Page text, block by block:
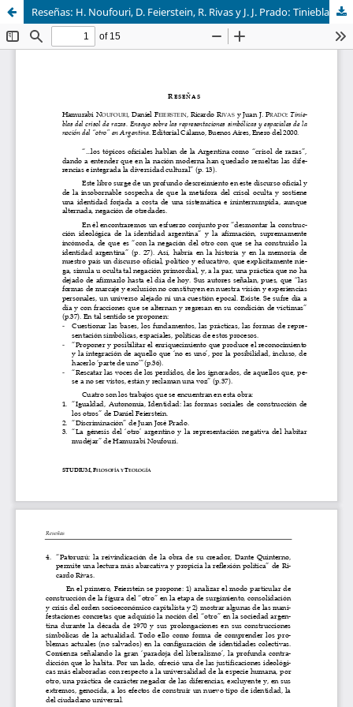
Reseñas: H. Noufouri, D. Feierstein, R. Rivas y J. J. Prado: Tinieblas del crisol de razas; J. A. García Cuadrado, La luz del intelecto agente. Estudio desde la metafísica de Báñez; C. E. Berbeglia, Los terracota y polen; P. Ciner, Plotino y Orígenes